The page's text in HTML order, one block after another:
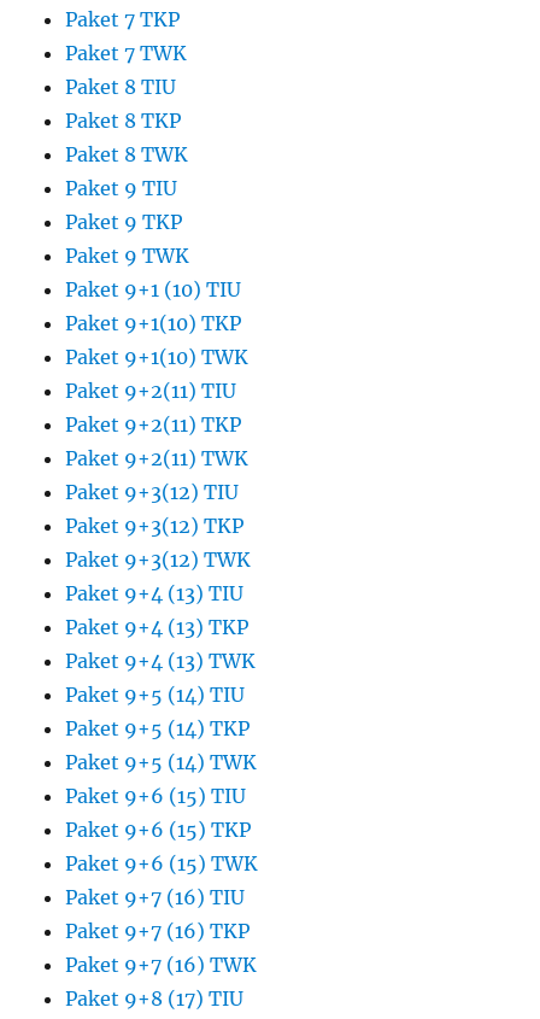
Paket 7 TKP
Paket 7 TWK
Paket 8 TIU
Paket 8 TKP
Paket 8 TWK
Paket 9 TIU
Paket 9 TKP
Paket 9 TWK
Paket 9+1 (10) TIU
Paket 9+1(10) TKP
Paket 9+1(10) TWK
Paket 9+2(11) TIU
Paket 9+2(11) TKP
Paket 9+2(11) TWK
Paket 9+3(12) TIU
Paket 9+3(12) TKP
Paket 9+3(12) TWK
Paket 9+4 (13) TIU
Paket 9+4 (13) TKP
Paket 9+4 (13) TWK
Paket 9+5 (14) TIU
Paket 9+5 (14) TKP
Paket 9+5 (14) TWK
Paket 9+6 (15) TIU
Paket 9+6 (15) TKP
Paket 9+6 (15) TWK
Paket 9+7 (16) TIU
Paket 9+7 (16) TKP
Paket 9+7 (16) TWK
Paket 9+8 (17) TIU